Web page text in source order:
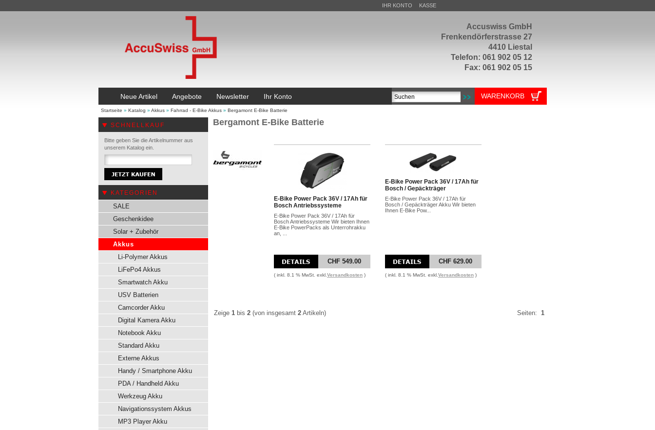
Accuswiss GmbH
Frenkendörferstrasse 27
4410 Liestal
Telefon: 061 902 05 12
Fax: 061 902 05 15
IHR KONTO KASSE
Neue Artikel Angebote Newsletter Ihr Konto WARENKORB
Startseite » Katalog » Akkus » Fahrrad - E-Bike Akkus » Bergamont E-Bike Batterie
SCHNELLKAUF
Bitte geben Sie die Artikelnummer aus
unserem Katalog ein.
KATEGORIEN
SALE
Geschenkidee
Solar + Zubehör
Akkus
Li-Polymer Akkus
LiFePo4 Akkus
Smartwatch Akku
USV Batterien
Camcorder Akku
Digital Kamera Akku
Notebook Akku
Standard Akku
Externe Akkus
Handy / Smartphone Akku
PDA / Handheld Akku
Werkzeug Akku
Navigationssystem Akkus
MP3 Player Akku
Bergamont E-Bike Batterie
E-Bike Power Pack 36V / 17Ah für
Bosch Antriebssysteme
E-Bike Power Pack 36V / 17Ah für
Bosch Antriebssysteme Wir bieten Ihnen
E-Bike PowerPacks als Unterrohrakku
an, ...
CHF 549.00
( inkl. 8.1 % MwSt. exkl. Versandkosten )
E-Bike Power Pack 36V / 17Ah für
Bosch / Gepäckträger
E-Bike Power Pack 36V / 17Ah für
Bosch / Gepäckträger Akku Wir bieten
Ihnen E-Bike Pow...
CHF 629.00
( inkl. 8.1 % MwSt. exkl. Versandkosten )
Zeige 1 bis 2 (von insgesamt 2 Artikeln) Seiten: 1